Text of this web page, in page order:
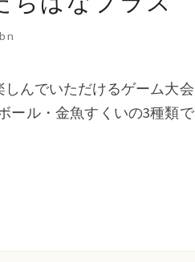
んでいただけるゲーム大会
ール・金魚すくいの3種類で